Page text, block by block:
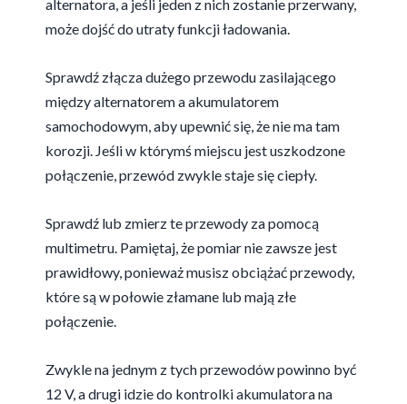
alternatora, a jeśli jeden z nich zostanie przerwany,
może dojść do utraty funkcji ładowania.
Sprawdź złącza dużego przewodu zasilającego
między alternatorem a akumulatorem
samochodowym, aby upewnić się, że nie ma tam
korozji. Jeśli w którymś miejscu jest uszkodzone
połączenie, przewód zwykle staje się ciepły.
Sprawdź lub zmierz te przewody za pomocą
multimetru. Pamiętaj, że pomiar nie zawsze jest
prawidłowy, ponieważ musisz obciążać przewody,
które są w połowie złamane lub mają złe
połączenie.
Zwykle na jednym z tych przewodów powinno być
12 V, a drugi idzie do kontrolki akumulatora na